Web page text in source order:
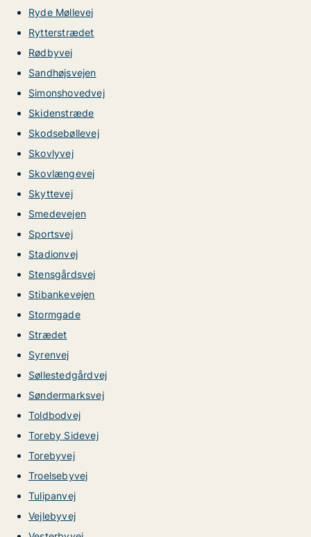
Ryde Møllevej
Rytterstrædet
Rødbyvej
Sandhøjsvejen
Simonshovedvej
Skidenstræde
Skodsebøllevej
Skovlyvej
Skovlængevej
Skyttevej
Smedevejen
Sportsvej
Stadionvej
Stensgårdsvej
Stibankevejen
Stormgade
Strædet
Syrenvej
Søllestedgårdvej
Søndermarksvej
Toldbodvej
Toreby Sidevej
Torebyvej
Troelsebyvej
Tulipanvej
Vejlebyvej